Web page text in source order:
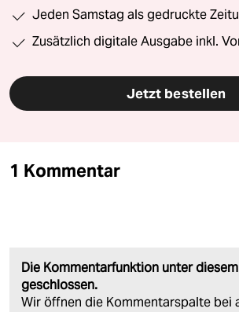
Jeden Samstag als gedruckte
Zusätzlich digitale Ausgabe inkl.
Jetzt bestellen
1 Kommentar
Die Kommentarfunktion unter
geschlossen.
Wir öffnen die Kommentarspalte bei